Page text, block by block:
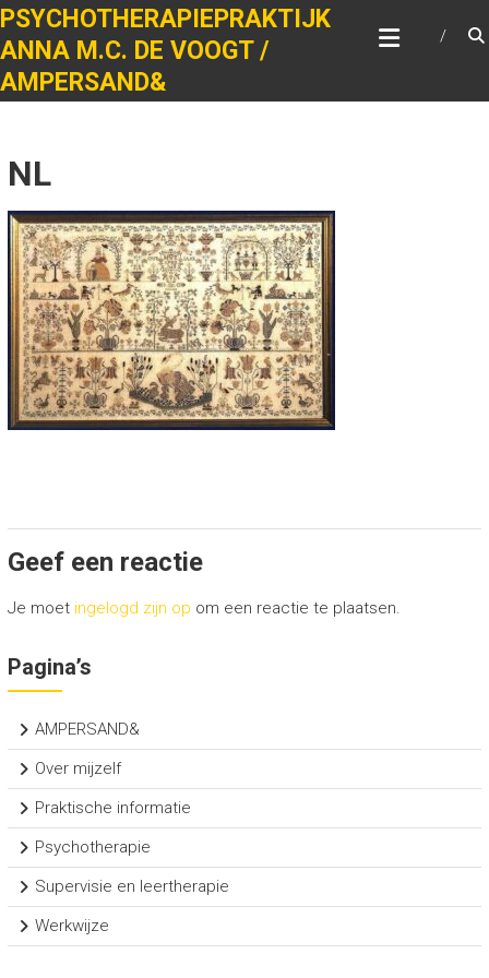
Ga
de
inhoud
PSYCHOTHERAPIEPRAKTIJK
ANNA M.C. DE VOOGT /
AMPERSAND&
NL
Geef een reactie
Je moet ingelogd zijn op om een reactie te plaatsen.
Pagina’s
AMPERSAND&
Over mijzelf
Praktische informatie
Psychotherapie
Supervisie en leertherapie
Werkwijze